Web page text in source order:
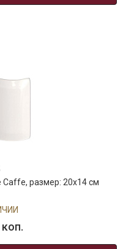
размер: 20х14 см